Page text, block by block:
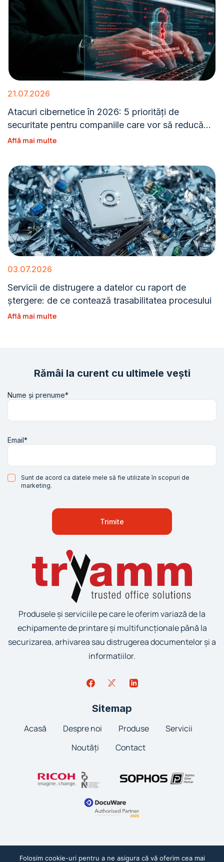
21.07.2026
Atacuri cibernetice în 2026: 5 priorități de
securitate pentru companiile care vor să reducă
expunerea
Află mai multe
03.07.2026
Servicii de distrugere a datelor cu raport de
ștergere: de ce contează trasabilitatea procesului
Află mai multe
Produsele și serviciile pe care le oferim variază de la
echipamente de printare și multifuncționale până la
securizarea, arhivarea sau distrugerea documentelor și a
informatiilor.
Rămâi la curent cu ultimele vești
Nume și prenume*
Email*
Sunt de acord ca datele mele să fie utilizate în scopuri de
marketing.
Sitemap
Acasă Despre noi Produse
Servicii
Noutăți
Contact
Folosim cookie-uri pentru a ne asigura că vă oferim cea mai